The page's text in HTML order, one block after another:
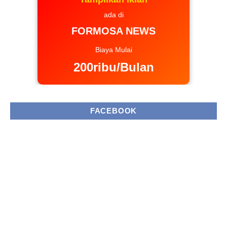
ada di
FORMOSA NEWS
Biaya Mulai
200ribu/Bulan
FACEBOOK